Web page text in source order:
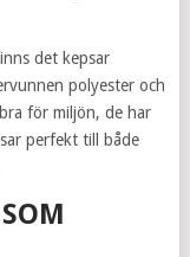
det kepsar
polyester och
för miljön, de har
perfekt till både